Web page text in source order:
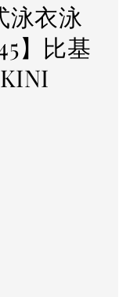
泳衣泳
】比基